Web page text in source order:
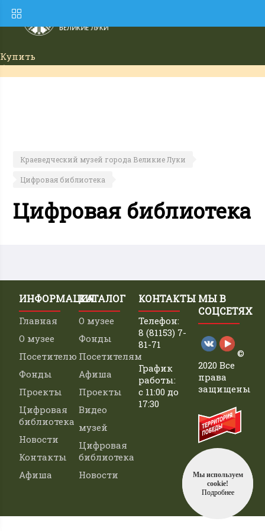
Купить
билет
Краеведческий музей города Великие Луки
Цифровая библиотека
Цифровая библиотека
Мы используем
cookie!
Подробнее
ИНФОРМАЦИЯ
Главная
О музее
Посетителю
Фонды
Проекты
Цифровая
библиотека
Новости
Контакты
Афиша
КАТАЛОГ
О музее
Фонды
Посетителям
Афиша
Проекты
Видео
музей
Цифровая
библиотека
Новости
КОНТАКТЫ
Телефон:
8 (81153) 7-
81-71
График
работы:
с 11:00 до
17:30
МЫ В
СОЦСЕТЯХ
©
2020 Все
права
защищены